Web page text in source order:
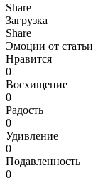
Share
Загрузка
Share
Эмоции от статьи
Нравится
0
Восхищение
0
Радость
0
Удивление
0
Подавленность
0